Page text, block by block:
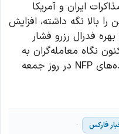
ایران و آمریکا
بالا نگه داشته، افزایش
فدرال رزرو فشار
نگاه معامله‌گران به
گزارش اشتغال آمریکا و به‌ویژه داده‌های NFP در روز جمعه
فارکس